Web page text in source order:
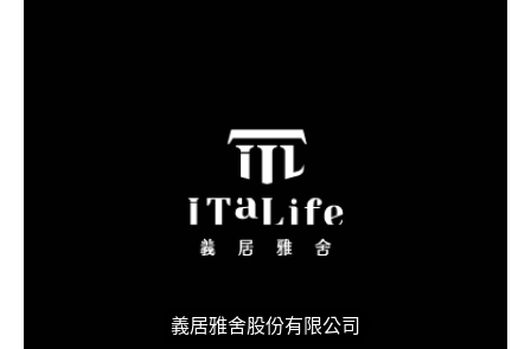
義居雅舍股份有限公司